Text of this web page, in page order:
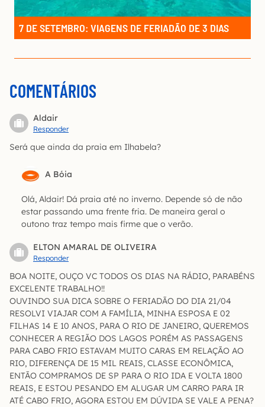
7 DE SETEMBRO: VIAGENS DE FERIADÃO DE 3 DIAS
COMENTÁRIOS
Aldair
Responder
Será que ainda da praia em Ilhabela?
A Bóia
Olá, Aldair! Dá praia até no inverno. Depende só de não
estar passando uma frente fria. De maneira geral o
outono traz tempo mais firme que o verão.
ELTON AMARAL DE OLIVEIRA
Responder
BOA NOITE, OUÇO VC TODOS OS DIAS NA RÁDIO, PARABÉNS
EXCELENTE TRABALHO!!
OUVINDO SUA DICA SOBRE O FERIADÃO DO DIA 21/04
RESOLVI VIAJAR COM A FAMÍLIA, MINHA ESPOSA E 02
FILHAS 14 E 10 ANOS, PARA O RIO DE JANEIRO, QUEREMOS
CONHECER A REGIÃO DOS LAGOS PORÉM AS PASSAGENS
PARA CABO FRIO ESTAVAM MUITO CARAS EM RELAÇÃO AO
RIO, DIFERENÇA DE 15 MIL REAIS, CLASSE ECONÔMICA,
ENTÃO COMPRAMOS DE SP PARA O RIO IDA E VOLTA 1800
REAIS, E ESTOU PESANDO EM ALUGAR UM CARRO PARA IR
ATÉ CABO FRIO, AGORA ESTOU EM DÚVIDA SE VALE A PENA?